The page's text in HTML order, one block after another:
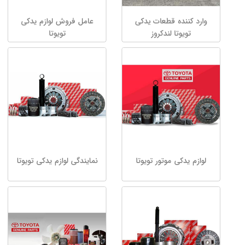
وارد کننده قطعات یدکی
تویوتا لندکروز
عامل فروش لوازم یدکی
تویوتا
لوازم یدکی موتور تویوتا نمایندگی لوازم یدکی تویوتا